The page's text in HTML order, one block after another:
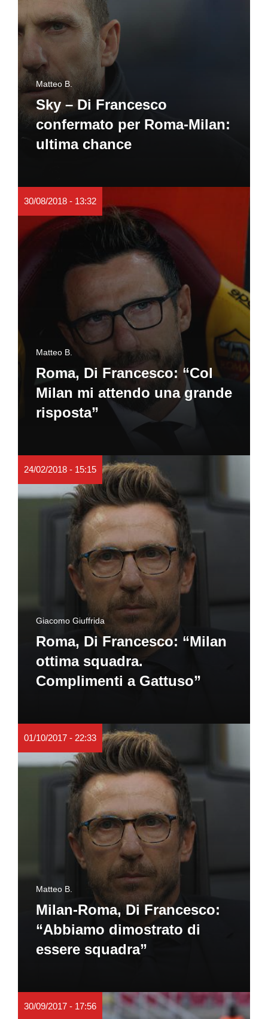
Matteo B.
Sky – Di Francesco
confermato per Roma-Milan:
ultima chance
30/08/2018 - 13:32
Matteo B.
Roma, Di Francesco: “Col
Milan mi attendo una grande
risposta”
24/02/2018 - 15:15
Giacomo Giuffrida
Roma, Di Francesco: “Milan
ottima squadra.
Complimenti a Gattuso”
01/10/2017 - 22:33
Matteo B.
Milan-Roma, Di Francesco:
“Abbiamo dimostrato di
essere squadra”
30/09/2017 - 17:56